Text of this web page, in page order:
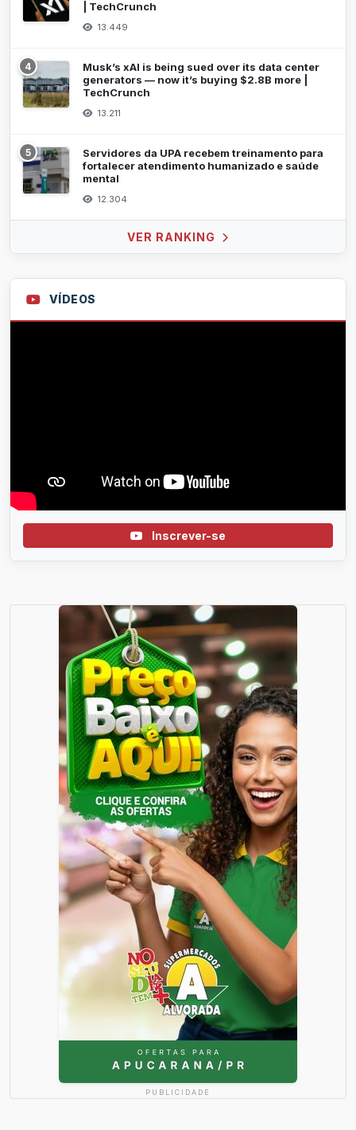
| TechCrunch
13.449
4
Musk’s xAI is being sued over its data center
generators — now it’s buying $2.8B more |
TechCrunch
13.211
5
Servidores da UPA recebem treinamento para
fortalecer atendimento humanizado e saúde
mental
12.304
VER RANKING
VÍDEOS
Inscrever-se
PUBLICIDADE